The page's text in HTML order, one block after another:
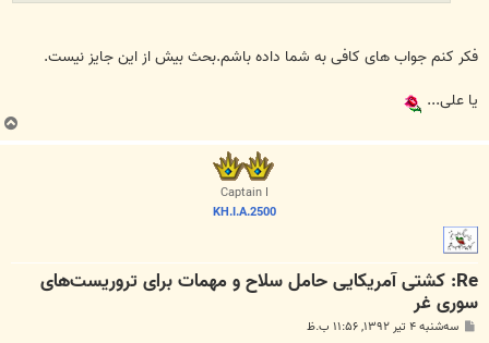
فکر کنم جواب های کافی به شما داده باشم.بحث بیش از این جایز نیست.
یا علی...
Captain I
KH.I.A.2500
Re: کشتی آمریکایی حامل سلاح و مهمات برای تروریست‌های
سوری غر
سه‌شنبه ۴ تیر ۱۳۹۲, ۱۱:۵۶ ب.ظ